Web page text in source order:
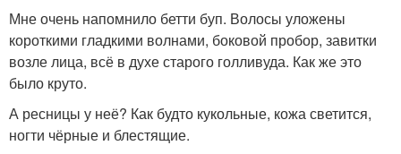
Мне очень напомнило бетти буп. Волосы уложены
короткими гладкими волнами, боковой пробор, завитки
возле лица, всё в духе старого голливуда. Как же это
было круто.
А ресницы у неё? Как будто кукольные, кожа светится,
ногти чёрные и блестящие.